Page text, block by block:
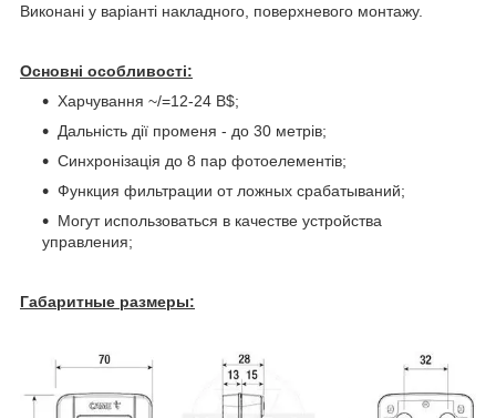
Виконані у варіанті накладного, поверхневого монтажу.
Основні особливості:
Харчування ~/=12-24 В$;
Дальність дії променя - до 30 метрів;
Синхронізація до 8 пар фотоелементів;
Функция фильтрации от ложных срабатываний;
Могут использоваться в качестве устройства
управления;
Габаритные размеры: